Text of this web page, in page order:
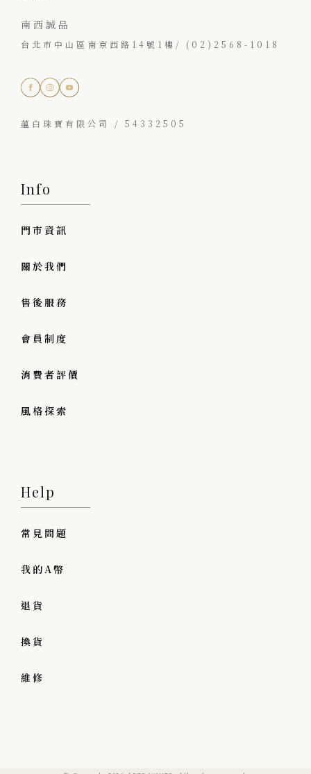
南西誠品
台北市中山區南京西路14號1樓/ (02)2568-1018
蘊白珠寶有限公司 / 54332505
Info
門市資訊
關於我們
售後服務
會員制度
消費者評價
風格探索
Help
常見問題
我的A幣
退貨
換貨
維修